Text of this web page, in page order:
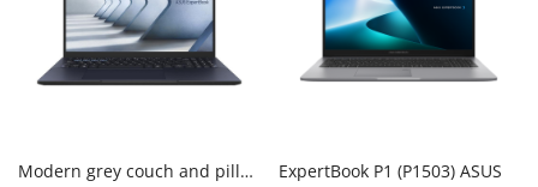
Modern grey couch and pillows
ExpertBook P1 (P1503) ASUS